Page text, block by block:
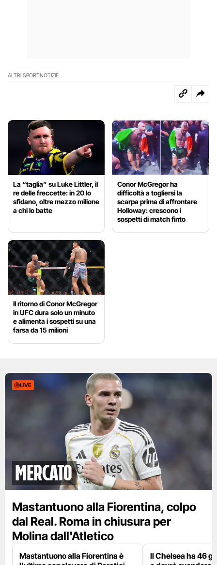
ALTRI SPORTNOTIZIE
La “taglia” su Luke Littler, il
re delle freccette: in 20 lo
sfidano, oltre mezzo milione
a chi lo batte
Conor McGregor ha
difficoltà a togliersi la
scarpa prima di affrontare
Holloway: crescono i
sospetti di match finto
Il ritorno di Conor McGregor
in UFC dura solo un minuto
e alimenta i sospetti su una
farsa da 15 milioni
LIVE
mercato
Mastantuono alla Fiorentina, colpo
dal Real. Roma in chiusura per
Molina dall'Atletico
Mastantuono alla Fiorentina è
Il Chelsea ha 46